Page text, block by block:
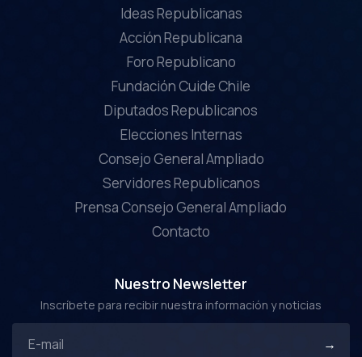
Ideas Republicanas
Acción Republicana
Foro Republicano
Fundación Cuide Chile
Diputados Republicanos
Elecciones Internas
Consejo General Ampliado
Servidores Republicanos
Prensa Consejo General Ampliado
Contacto
Nuestro Newsletter
Inscríbete para recibir nuestra información y noticias